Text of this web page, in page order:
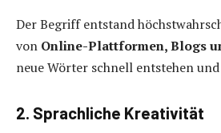
Der Begriff entstand
von Online-Plattformen, Blogs
neue Wörter schnell entstehen
2. Sprachliche Kreativität